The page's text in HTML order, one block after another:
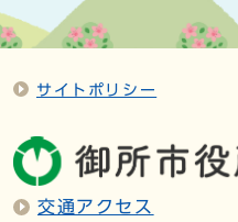
サイトポリシー
交通アクセス